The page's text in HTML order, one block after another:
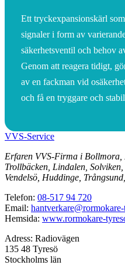
Ett tryckexpansionskärl
signaler i form av
säkerhetsventil och behov
Genom att reagera tidigt,
av en fackman vid
och få en tryggare och
VVS-Service
Erfaren VVS-Firma i Bollmora,
Trollbäcken, Lindalen,
Vendelsö, Huddinge,
Telefon: 08-517 94 720
Email: hantverkare@rormokare-
Hemsida: www.rormokare-
Adress: Radiovägen
135 48 Tyresö
Stockholms län